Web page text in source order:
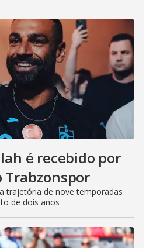
é recebido por
Trabzonspor
trajetória de nove temporadas
de dois anos